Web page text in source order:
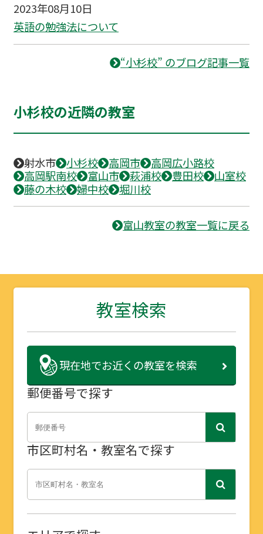
2023年08月10日
英語の勉強法について
“小杉校” のブログ記事一覧
小杉校の近隣の教室
射水市 小杉校 高岡市
高岡広小路校
高岡駅南校
富山市 萩浦校 豊田校
山室校
藤の木校
婦中校 堀川校
富山教室の教室一覧に戻る
教室検索
現在地でお近くの教室を検索
郵便番号で探す
市区町村名・教室名で探す